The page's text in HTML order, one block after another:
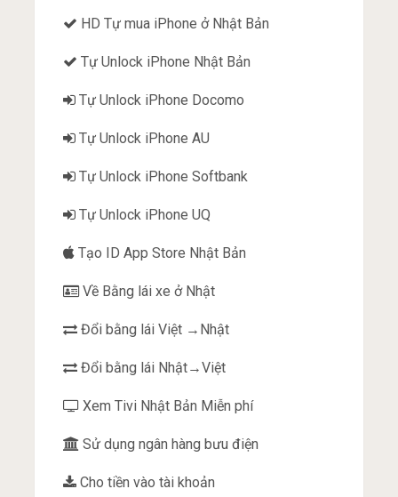
HD Tự mua iPhone ở Nhật Bản
Tự Unlock iPhone Nhật Bản
Tự Unlock iPhone Docomo
Tự Unlock iPhone AU
Tự Unlock iPhone Softbank
Tự Unlock iPhone UQ
Tạo ID App Store Nhật Bản
Về Bằng lái xe ở Nhật
Đổi bằng lái Việt →Nhật
Đổi bằng lái Nhật→Việt
Xem Tivi Nhật Bản Miễn phí
Sử dụng ngân hàng bưu điện
Cho tiền vào tài khoản